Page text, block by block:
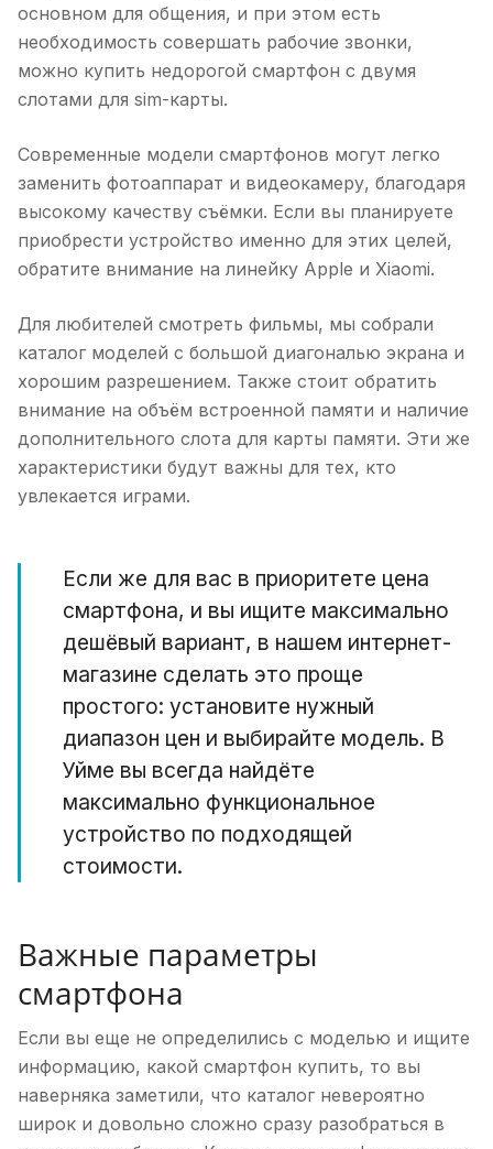
основном для общения, и при этом есть
необходимость совершать рабочие звонки,
можно купить недорогой смартфон с двумя
слотами для sim-карты.
Современные модели смартфонов могут легко
заменить фотоаппарат и видеокамеру, благодаря
высокому качеству съёмки. Если вы планируете
приобрести устройство именно для этих целей,
обратите внимание на линейку Apple и Xiaomi.
Для любителей смотреть фильмы, мы собрали
каталог моделей с большой диагональю экрана и
хорошим разрешением. Также стоит обратить
внимание на объём встроенной памяти и наличие
дополнительного слота для карты памяти. Эти же
характеристики будут важны для тех, кто
увлекается играми.
Если же для вас в приоритете цена
смартфона, и вы ищите максимально
дешёвый вариант, в нашем интернет-
магазине сделать это проще
простого: установите нужный
диапазон цен и выбирайте модель. В
Уйме вы всегда найдёте
максимально функциональное
устройство по подходящей
стоимости.
Важные параметры
смартфона
Если вы еще не определились с моделью и ищите
информацию, какой смартфон купить, то вы
наверняка заметили, что каталог невероятно
широк и довольно сложно сразу разобраться в